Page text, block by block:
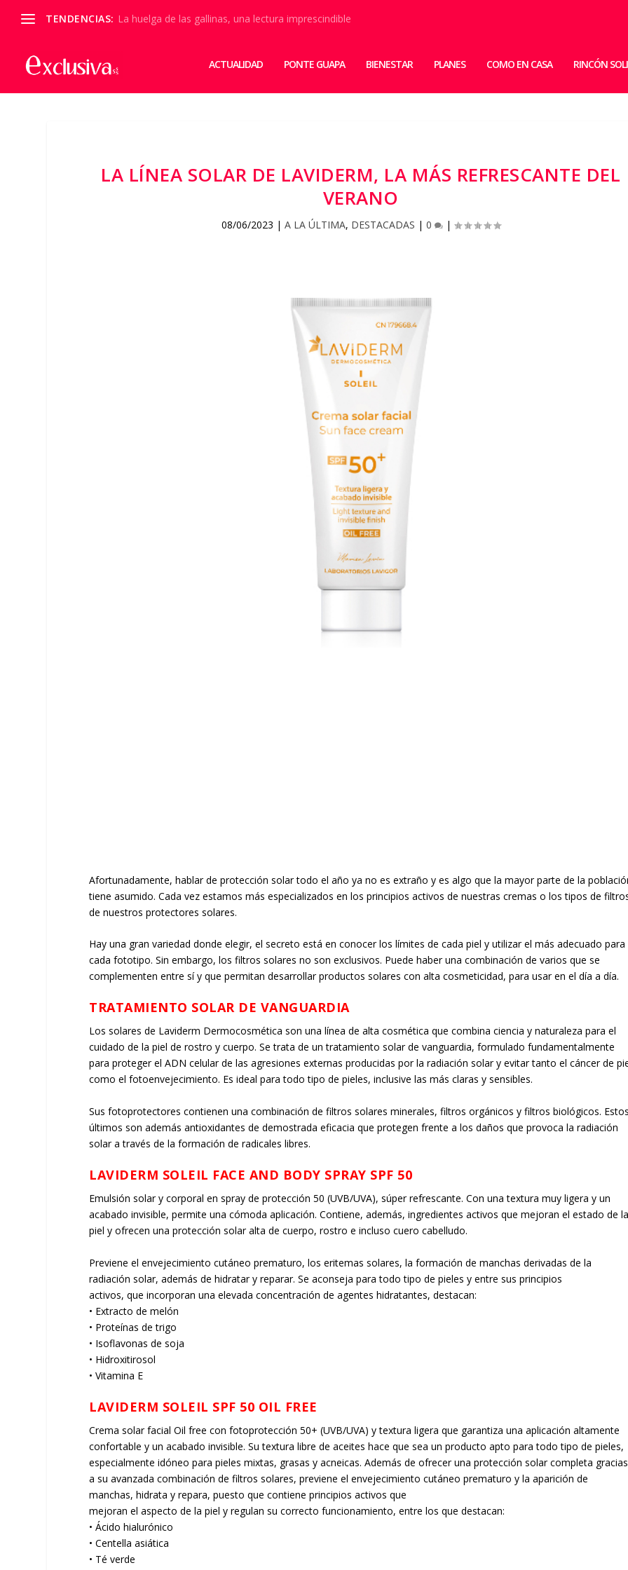
TENDENCIAS: La huelga de las gallinas, una lectura imprescindible
ACTUALIDAD PONTE GUAPA BIENESTAR PLANES COMO EN CASA RINCÓN
LA LÍNEA SOLAR DE LAVIDERM, LA MÁS REFRESCANTE DEL
VERANO
08/06/2023 | A LA ÚLTIMA, DESTACADAS | 0 |
Afortunadamente, hablar de protección solar todo el año ya no es extraño y es algo que la mayor parte de la
tiene asumido. Cada vez estamos más especializados en los principios activos de nuestras cremas o los tipos de
de nuestros protectores solares.
Hay una gran variedad donde elegir, el secreto está en conocer los límites de cada piel y utilizar el más adecuado para
cada fototipo. Sin embargo, los filtros solares no son exclusivos. Puede haber una combinación de varios que se
complementen entre sí y que permitan desarrollar productos solares con alta cosmeticidad, para usar en el día a día.
TRATAMIENTO SOLAR DE VANGUARDIA
Los solares de Laviderm Dermocosmética son una línea de alta cosmética que combina ciencia y naturaleza para el
cuidado de la piel de rostro y cuerpo. Se trata de un tratamiento solar de vanguardia, formulado fundamentalmente
para proteger el ADN celular de las agresiones externas producidas por la radiación solar y evitar tanto el cáncer de
como el fotoenvejecimiento. Es ideal para todo tipo de pieles, inclusive las más claras y sensibles.
Sus fotoprotectores contienen una combinación de filtros solares minerales, filtros orgánicos y filtros biológicos.
últimos son además antioxidantes de demostrada eficacia que protegen frente a los daños que provoca la radiación
solar a través de la formación de radicales libres.
LAVIDERM SOLEIL FACE AND BODY SPRAY SPF 50
Emulsión solar y corporal en spray de protección 50 (UVB/UVA), súper refrescante. Con una textura muy ligera y un
acabado invisible, permite una cómoda aplicación. Contiene, además, ingredientes activos que mejoran el estado de
piel y ofrecen una protección solar alta de cuerpo, rostro e incluso cuero cabelludo.
Previene el envejecimiento cutáneo prematuro, los eritemas solares, la formación de manchas derivadas de la
radiación solar, además de hidratar y reparar. Se aconseja para todo tipo de pieles y entre sus principios
activos, que incorporan una elevada concentración de agentes hidratantes, destacan:
• Extracto de melón
• Proteínas de trigo
• Isoflavonas de soja
• Hidroxitirosol
• Vitamina E
LAVIDERM SOLEIL SPF 50 OIL FREE
Crema solar facial Oil free con fotoprotección 50+ (UVB/UVA) y textura ligera que garantiza una aplicación altamente
confortable y un acabado invisible. Su textura libre de aceites hace que sea un producto apto para todo tipo de pieles,
especialmente idóneo para pieles mixtas, grasas y acneicas. Además de ofrecer una protección solar completa gracias
a su avanzada combinación de filtros solares, previene el envejecimiento cutáneo prematuro y la aparición de
manchas, hidrata y repara, puesto que contiene principios activos que
mejoran el aspecto de la piel y regulan su correcto funcionamiento, entre los que destacan:
• Ácido hialurónico
• Centella asiática
• Té verde